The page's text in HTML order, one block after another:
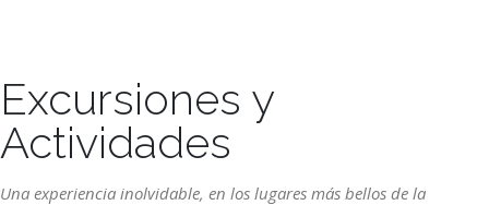
Excursiones y
Actividades
Una experiencia inolvidable, en los lugares más bellos de la